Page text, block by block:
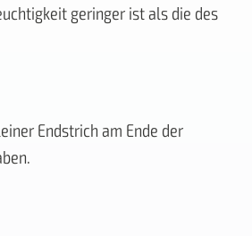
geringer ist als die des
Endstrich am Ende der